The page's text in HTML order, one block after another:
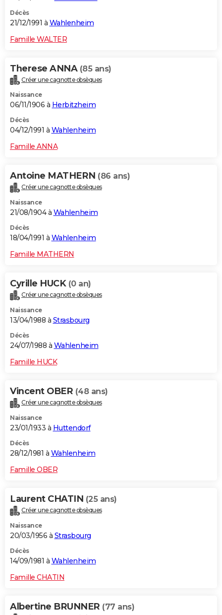
Décès
21/12/1991 à Wahlenheim
Famille WALTER
Therese ANNA (85 ans)
Créer une cagnotte obsèques
Naissance
06/11/1906 à Herbitzheim
Décès
04/12/1991 à Wahlenheim
Famille ANNA
Antoine MATHERN (86 ans)
Créer une cagnotte obsèques
Naissance
21/08/1904 à Wahlenheim
Décès
18/04/1991 à Wahlenheim
Famille MATHERN
Cyrille HUCK (0 an)
Créer une cagnotte obsèques
Naissance
13/04/1988 à Strasbourg
Décès
24/07/1988 à Wahlenheim
Famille HUCK
Vincent OBER (48 ans)
Créer une cagnotte obsèques
Naissance
23/01/1933 à Huttendorf
Décès
28/12/1981 à Wahlenheim
Famille OBER
Laurent CHATIN (25 ans)
Créer une cagnotte obsèques
Naissance
20/03/1956 à Strasbourg
Décès
14/09/1981 à Wahlenheim
Famille CHATIN
Albertine BRUNNER (77 ans)